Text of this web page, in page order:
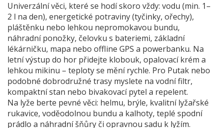
Univerzální věci, které se hodí skoro vždy: vodu (min. 1–
2 l na den), energetické potraviny (tyčinky, ořechy),
pláštěnku nebo lehkou nepromokavou bundu,
náhradní ponožky, čelovku s bateriemi, základní
lékárničku, mapa nebo offline GPS a powerbanku. Na
letní výstup do hor přidejte klobouk, opalovací krém a
lehkou mikinu – teploty se mění rychle. Pro Putak nebo
podobné dobrodružné trasy myslete na vodní filtr,
kompaktní stan nebo bivakovací pytel a repelent.
Na lyže berte pevné věci: helmu, brýle, kvalitní lyžařské
rukavice, voděodolnou bundu a kalhoty, teplé spodní
prádlo a náhradní šňůry či opravnou sadu k lyžím.